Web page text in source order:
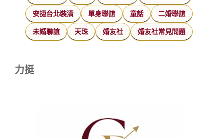
安捷台北裝潢 單身聯誼 童話 二婚聯誼
未婚聯誼 天珠 婚友社 婚友社常見問題
力挺